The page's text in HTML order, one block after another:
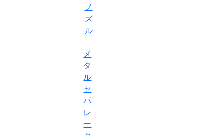
ノ
ズ
ル
メ
タ
ル
セ
パ
レ
ー